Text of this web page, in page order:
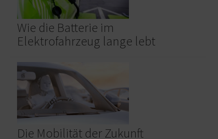
Wie die Batterie im
Elektrofahrzeug lange lebt
Die Mobilität der Zukunft